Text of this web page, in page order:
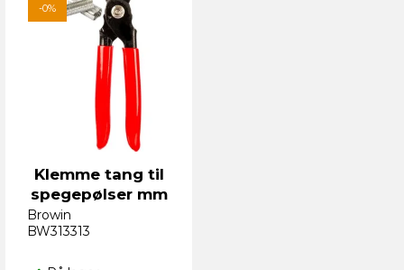
-0%
Klemme tang til
spegepølser mm
Browin
BW313313